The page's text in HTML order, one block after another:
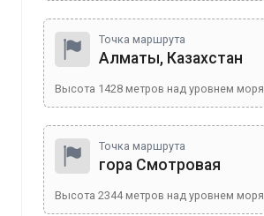
Точка маршрута
Алматы, Казахстан
Высота 1428 метров над уровнем моря
Точка маршрута
гора Смотровая
Высота 2344метров над уровнем моря